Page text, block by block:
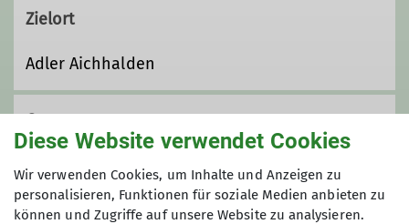
Zielort
Adler Aichhalden
Gruppe
Bergsteigergruppe Schramberg
Diese Website verwendet Cookies
Wir verwenden Cookies, um Inhalte und Anzeigen zu
personalisieren, Funktionen für soziale Medien anbieten zu
können und Zugriffe auf unsere Website zu analysieren.